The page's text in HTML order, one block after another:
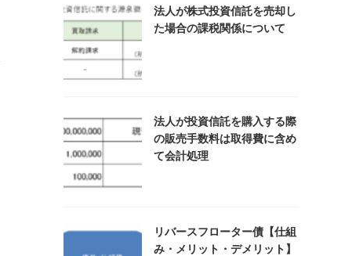
法人が株式投資信託を売却し
た場合の課税関係について
法人が投資信託を購入する際
の販売手数料は取得費に含め
て会計処理
リバースフローター債【仕組
み・メリット・デメリット】